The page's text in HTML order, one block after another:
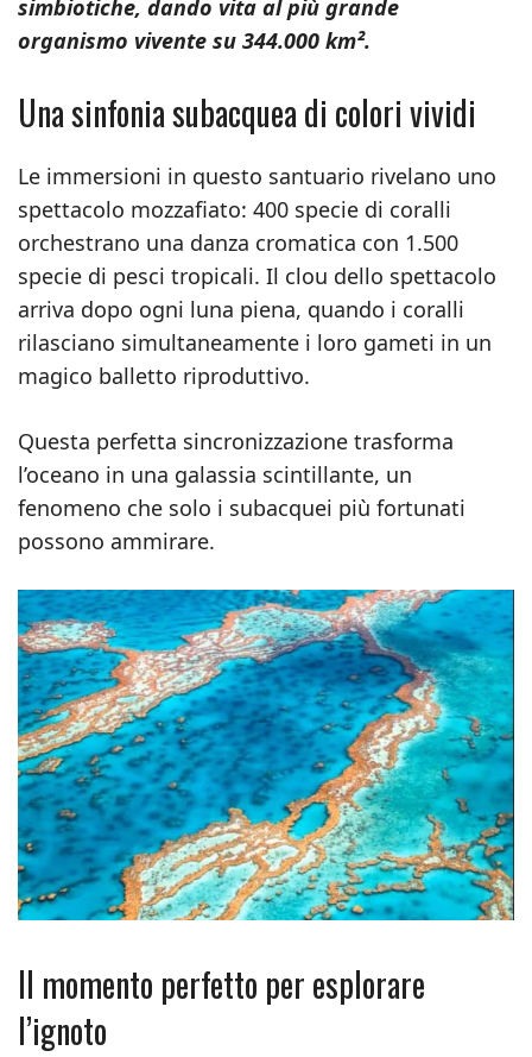
simbiotiche, dando vita al più grande
organismo vivente su 344.000 km².
Una sinfonia subacquea di colori vividi
Le immersioni in questo santuario rivelano uno
spettacolo mozzafiato: 400 specie di coralli
orchestrano una danza cromatica con 1.500
specie di pesci tropicali. Il clou dello spettacolo
arriva dopo ogni luna piena, quando i coralli
rilasciano simultaneamente i loro gameti in un
magico balletto riproduttivo.
Questa perfetta sincronizzazione trasforma
l’oceano in una galassia scintillante, un
fenomeno che solo i subacquei più fortunati
possono ammirare.
Il momento perfetto per esplorare
l’ignoto